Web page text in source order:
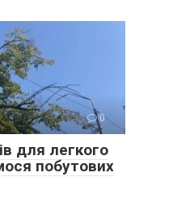
0
для легкого
побутових